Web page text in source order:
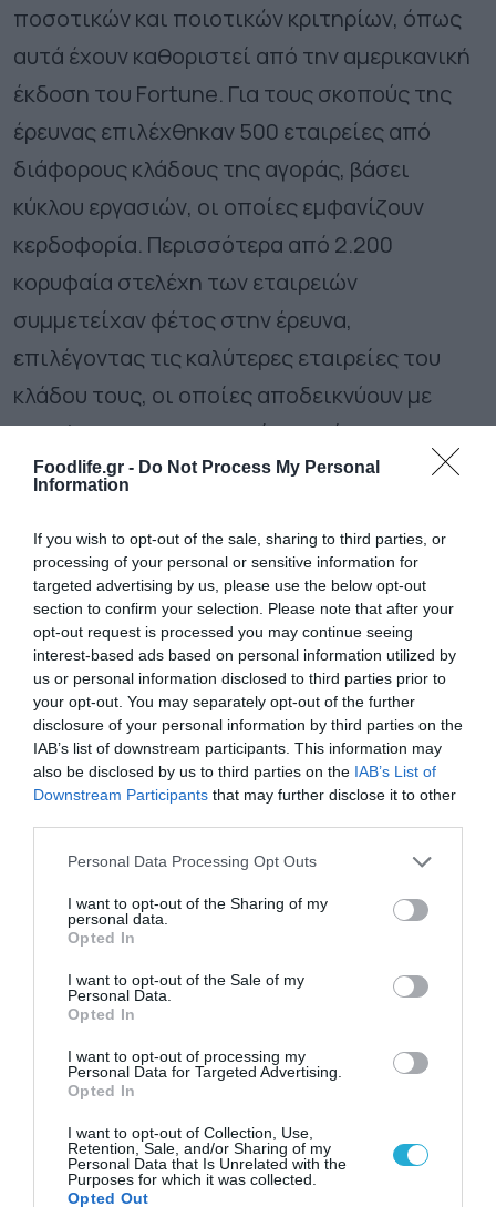
Foodlife.gr - Do Not Process My Personal
Information
If you wish to opt-out of the sale, sharing to third parties, or
processing of your personal or sensitive information for
targeted advertising by us, please use the below opt-out
section to confirm your selection. Please note that after your
opt-out request is processed you may continue seeing
interest-based ads based on personal information utilized by
us or personal information disclosed to third parties prior to
your opt-out. You may separately opt-out of the further
disclosure of your personal information by third parties on the
IAB’s list of downstream participants. This information may
also be disclosed by us to third parties on the IAB’s List of
Downstream Participants that may further disclose it to other
Please note that this website/app uses one or more Google
not limited to your visit or usage behaviour. You may click to
grant or deny consent to Google and its third-party tags to
use your data for below specified purposes in below Google
consent section.
Personal Data Processing Opt Outs
I want to opt-out of the Sharing of my
personal data.
Opted In
I want to opt-out of the Sale of my
Personal Data.
Opted In
I want to opt-out of processing my
Personal Data for Targeted Advertising.
Opted In
I want to opt-out of Collection, Use,
Retention, Sale, and/or Sharing of my
Personal Data that Is Unrelated with the
Purposes for which it was collected.
Opted Out
ποσοτικών και ποιοτικών κριτηρίων, όπως
αυτά έχουν καθοριστεί από την αμερικανική
έκδοση του Fortune. Για τους σκοπούς της
έρευνας επιλέχθηκαν 500 εταιρείες από
διάφορους κλάδους της αγοράς, βάσει
κύκλου εργασιών, οι οποίες εμφανίζουν
κερδοφορία. Περισσότερα από 2.200
κορυφαία στελέχη των εταιρειών
συμμετείχαν φέτος στην έρευνα,
επιλέγοντας τις καλύτερες εταιρείες του
κλάδου τους, οι οποίες αποδεικνύουν με
μετρήσιμες πρωτοβουλίες, πράξεις και
αποτελέσματα την αντοχή τους, την
καινοτομία, τη βιωσιμότητα και την
αναπτυξιακή τους στρατηγική.
Ακολουθήστε τοfoodlife.gr στο Google
Newsκαι μάθετε πρώτοι όλες τις ειδήσεις
TAGS: COCA - COLA ΤΡΙΑ ΕΨΙΛΟΝ
ΠΕΡΙΣΣΟΤΕΡA